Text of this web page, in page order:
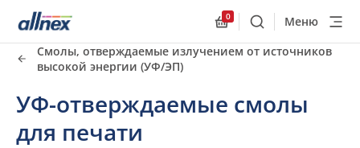
0
ПоискМеню
Смолы, отверждаемые излучением от источников
высокой энергии (УФ/ЭП)
УФ-отверждаемые смолы
для печати
Быстрые ссылки